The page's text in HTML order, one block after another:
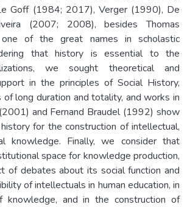
Goff (1984; 2017), Verger (1990), De
(2007; 2008), besides Thomas
of the great names in scholastic
that history is essential to the
we sought theoretical and
in the principles of Social History,
of long duration and totality, and works in
and Fernand Braudel (1992) show
for the construction of intellectual,
knowledge. Finally, we consider that
space for knowledge production,
of debates about its social function and
of intellectuals in human education, in
knowledge, and in the construction of